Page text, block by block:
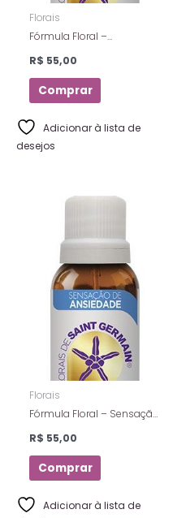
Florais
Fórmula Floral –
Florais de Saint Germain –
10 ml
R$ 55,00
Comprar
Adicionar à lista de
desejos
Florais
Fórmula Floral – Sensação
Saint Germain – 10 Ml
R$ 55,00
Comprar
Adicionar à lista de